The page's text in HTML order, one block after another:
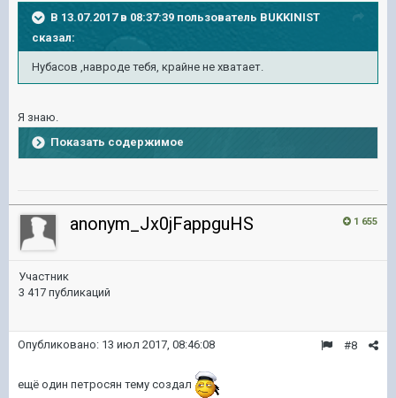
В 13.07.2017 в 08:37:39 пользователь BUKKINIST
сказал:
Нубасов ,навроде тебя, крайне не хватает.
Я знаю.
Показать содержимое
1 655
anonym_Jx0jFappguHS
Участник
3 417 публикаций
#8
Опубликовано: 13 июл 2017, 08:46:08
ещё один петросян тему создал